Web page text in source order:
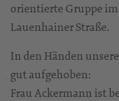
orientierte Gruppe
Lauenhainer Straße.
In den Händen
gut aufgehoben:
Frau Ackermann ist